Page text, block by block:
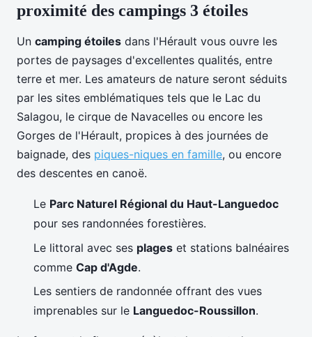
proximité des campings 3 étoiles
Un camping étoiles dans l'Hérault vous ouvre les
portes de paysages d'excellentes qualités, entre
terre et mer. Les amateurs de nature seront séduits
par les sites emblématiques tels que le Lac du
Salagou, le cirque de Navacelles ou encore les
Gorges de l'Hérault, propices à des journées de
baignade, des piques-niques en famille, ou encore
des descentes en canoë.
Le Parc Naturel Régional du Haut-Languedoc
pour ses randonnées forestières.
Le littoral avec ses plages et stations balnéaires
comme Cap d'Agde.
Les sentiers de randonnée offrant des vues
imprenables sur le Languedoc-Roussillon.